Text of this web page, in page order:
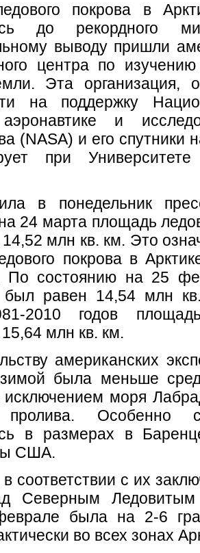
покрова в
до рекордного
выводу пришли
центра по
Эта организация,
на поддержку
и
(NASA) и его спутники
при
в понедельник
24 марта площадь
млн кв. км. Это
покрова в
По состоянию на 25
был равен 14,54 млн
2010 годов
млн кв. км.
американских
была меньше
исключением моря
пролива. Особенно
в размерах в
США.
соответствии с их
Северным
была на 2-6
во всех зонах